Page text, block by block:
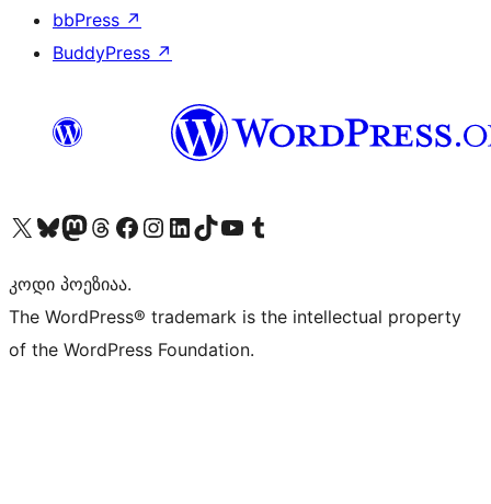
bbPress ↗
BuddyPress ↗
Visit our X (formerly Twitter) account
Visit our Bluesky account
Visit our Mastodon account
Visit our Threads account
Visit our Facebook page
Visit our Instagram account
Visit our LinkedIn account
Visit our TikTok account
Visit our YouTube channel
Visit our Tumblr account
კოდი პოეზიაა.
The WordPress® trademark is the intellectual property
of the WordPress Foundation.